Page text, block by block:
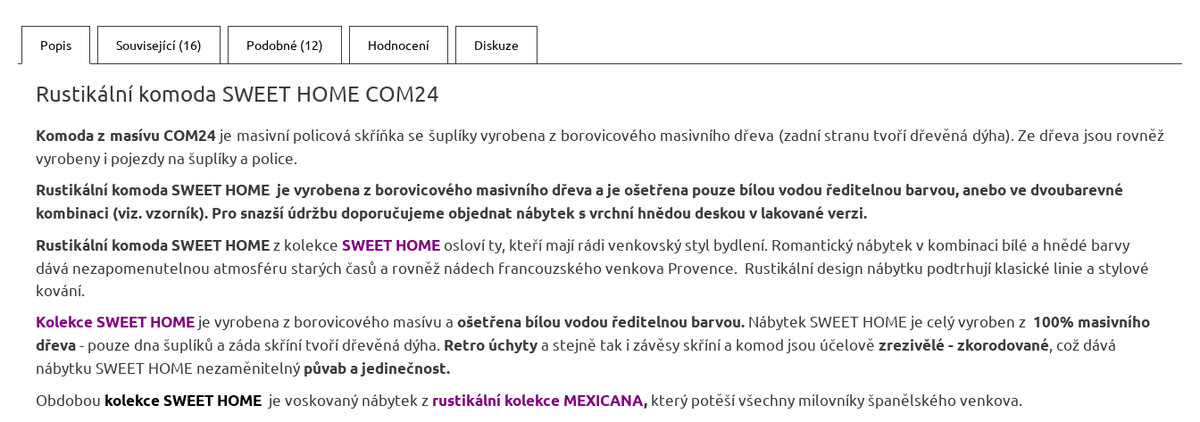
Popis Související (16) Podobné (12) Hodnocení Diskuze
Rustikální komoda SWEET HOME COM24
Komoda z masívu COM24 je masivní policová skříňka se šuplíky vyrobena z borovicového masivního dřeva (zadní stranu tvoří dřevěná dýha). Ze dřeva jsou rovněž
vyrobeny i pojezdy na šuplíky a police.
Rustikální komoda SWEET HOME je vyrobena z borovicového masivního dřeva a je ošetřena pouze bílou vodou ředitelnou barvou, anebo ve dvoubarevné
kombinaci (viz. vzorník). Pro snazší údržbu doporučujeme objednat nábytek s vrchní hnědou deskou v lakované verzi.
Rustikální komoda SWEET HOMEz kolekce SWEET HOMEosloví ty, kteří mají rádi venkovský styl bydlení. Romantický nábytek v kombinaci bílé a hnědé barvy
dává nezapomenutelnou atmosféru starých časů a rovněž nádech francouzského venkova Provence. Rustikální design nábytku podtrhují klasické linie a stylové
kování.
Kolekce SWEET HOME je vyrobena z borovicového masívu a ošetřena bílou vodou ředitelnou barvou. Nábytek SWEET HOME je celý vyroben z 100% masivního
dřeva- pouze dna šuplíků a záda skříní tvoří dřevěná dýha. Retro úchytya stejně tak i závěsy skříní a komod jsou účelově zrezivělé - zkorodované, což dává
nábytku SWEET HOME nezaměnitelný půvab a jedinečnost.
Obdobou kolekce SWEET HOME je voskovaný nábytek z rustikální kolekce MEXICANA, který potěší všechny milovníky španělského venkova.